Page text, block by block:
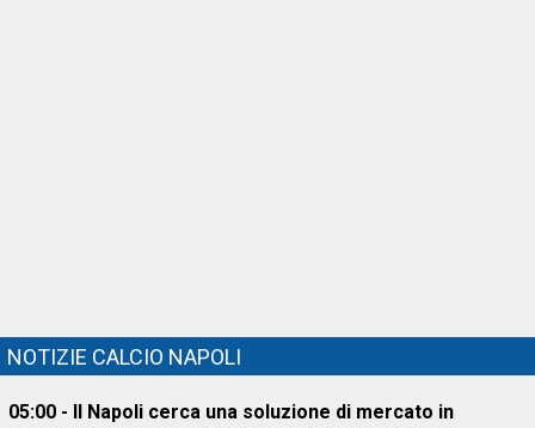
NOTIZIE CALCIO NAPOLI
05:00 - Il Napoli cerca una soluzione di mercato in